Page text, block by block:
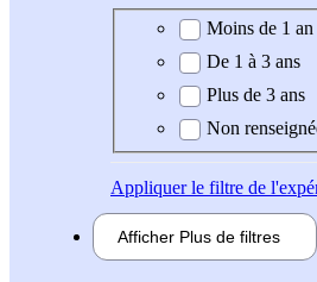
Expérience demandée
Moins de 1 an
De 1 à 3 ans
Plus de 3 ans
Non
Appliquerle filtre de
Afficher Plus de filtres